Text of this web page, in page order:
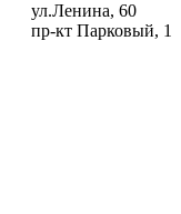
ул.Ленина, 60
пр-кт Парковый, 1